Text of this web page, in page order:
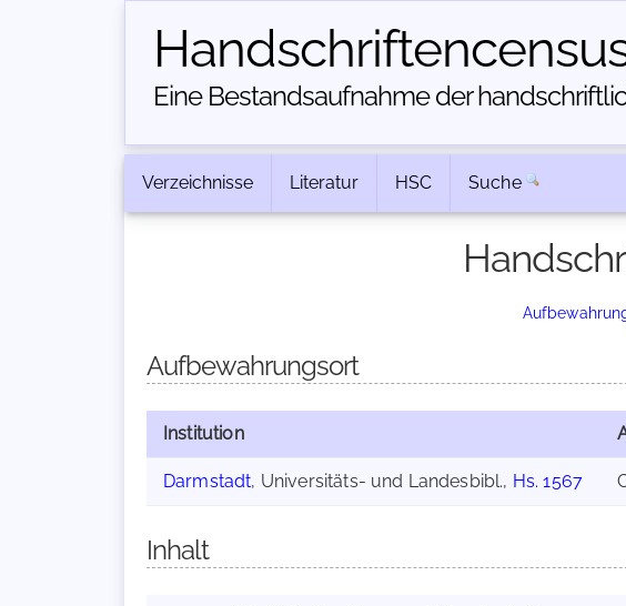
Eine Bestandsaufnahme der
Verzeichnisse Literatur HSC Suche
Aufbewahrungsort
Institution
Darmstadt, Universitäts- und Landesbibl., Hs. 1567
Inhalt